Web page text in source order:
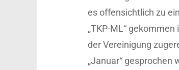
es offensichtlich zu
„TKP-ML“
der Vereinigung
„Januar“ gesprochen